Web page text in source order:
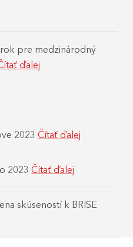
pre medzinárodný
ďalej
2023Čítať ďalej
2023Čítať ďalej
skúseností k BRISE